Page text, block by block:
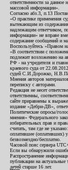
ответственности за данное
массовой информации».
Согласно абз.3, п.13
«О практике применения
вытекающим из содержания
надлежащим ответчиком,
информации» не вправе
содержание сообщений и
Воспользуйтесь «Правом
«В соответствии с
подлежит возложению на
РФ - на учредителя и
краевого суда от
судей С.И.Дорожко,
Мнения авторов
переписку с авторами.
Редакция не несет
ответственны,
сайте приравнены к
издание «Дебри-ДВ»,
Политические опросы/
мнения» Федерального
избирательных прав и
считать, там где не
оплатившее (оплативших)
безвозмездно/бесплатно.
Часовой пояс сервера
Если вы обнаружили
Распространение
публикации на
детей старше 16 лет.